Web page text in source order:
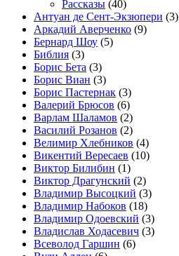
Рассказы (40)
Антуан де Сент-Экзюпери (3)
Аркадий Аверченко (9)
Бернард Шоу (5)
Библия (3)
Борис Бета (3)
Борис Виан (3)
Борис Пастернак (3)
Валерий Брюсов (6)
Варлам Шаламов (2)
Василий Розанов (2)
Велимир Хлебников (4)
Викентий Вересаев (10)
Виктор Билибин (1)
Виктор Драгунский (2)
Владимир Высоцкий (3)
Владимир Набоков (18)
Владимир Одоевский (3)
Владислав Ходасевич (3)
Всеволод Гаршин (6)